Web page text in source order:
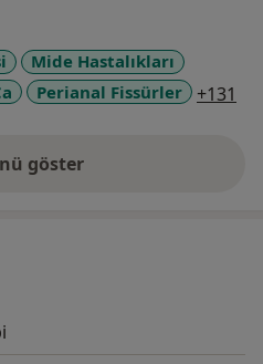
Mide Hastalıkları
Perianal Fissürler +131
göster
deneyim hakkında